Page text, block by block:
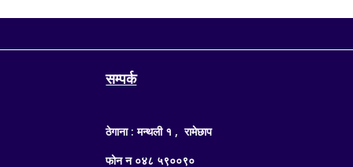
सम्पर्क
ठेगाना : मन्थली १ , रामेछाप
फोन न ०४८ ५९००९०